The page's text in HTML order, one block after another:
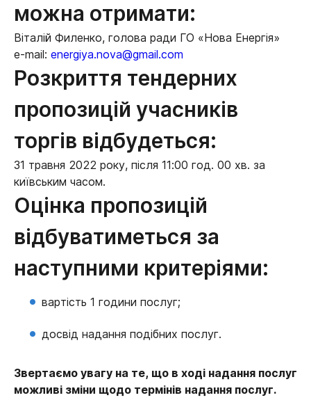
можна отримати:
Віталій Филенко, голова ради ГО «Нова Енергія»
е-mail: energiya.nova@gmail.com
Розкриття тендерних
пропозицій учасників
торгів відбудеться:
31 травня 2022 року, після 11:00 год. 00 хв. за
київським часом.
Оцінка пропозицій
відбуватиметься за
наступними критеріями:
вартість 1 години послуг;
досвід надання подібних послуг.
Звертаємо увагу на те, що в ході надання послуг
можливі зміни щодо термінів надання послуг.